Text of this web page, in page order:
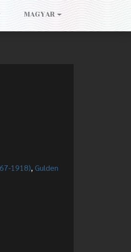
MAGYAR
1918),Gulden